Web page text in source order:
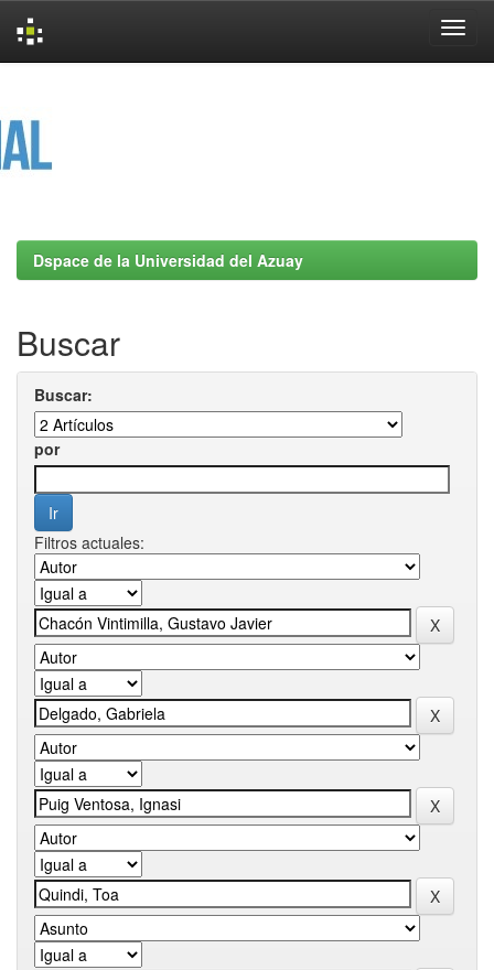
Dspace de la Universidad del Azuay
Buscar
Buscar:
por
Filtros actuales: